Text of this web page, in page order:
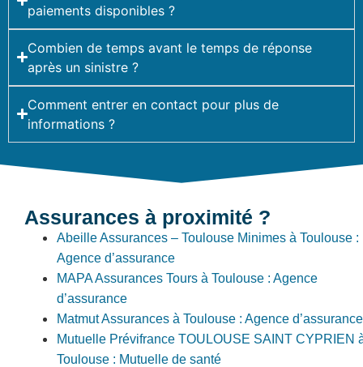
paiements disponibles ?
Combien de temps avant le temps de réponse
après un sinistre ?
Comment entrer en contact pour plus de
informations ?
Assurances à proximité ?
Abeille Assurances – Toulouse Minimes à Toulouse :
Agence d’assurance
MAPA Assurances Tours à Toulouse : Agence
d’assurance
Matmut Assurances à Toulouse : Agence d’assurance
Mutuelle Prévifrance TOULOUSE SAINT CYPRIEN
Toulouse : Mutuelle de santé